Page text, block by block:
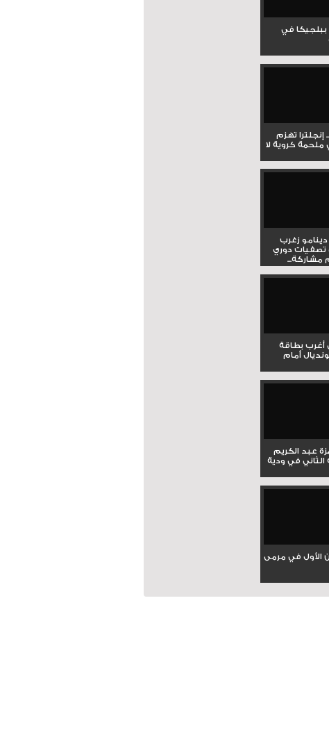
ببلجيكا في
إنجلترا تهزم
6-4 في ملحمة كروية لا
زغرب
تصفيات دوري
مشاركة...
أغرب بطاقة
أمام
عبد الكريم
في ودية
الأول في مرمى